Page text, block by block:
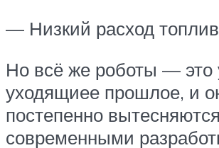
— Низкий расход
Но всё же роботы — это
уходящиее прошлое, и
постепенно
современными